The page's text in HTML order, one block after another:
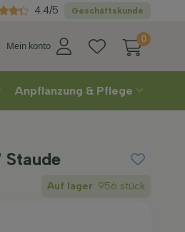
Direkt aus der Gärtnerei
Geschäftskunde
4.4/5
Mein konto
0
Anpflanzung & Pflege
Staude
Auf lager: 956 stück